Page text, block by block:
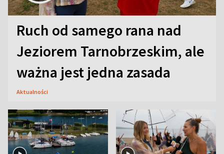
Ruch od samego rana nad
Jeziorem Tarnobrzeskim, ale
ważna jest jedna zasada
Aktualności